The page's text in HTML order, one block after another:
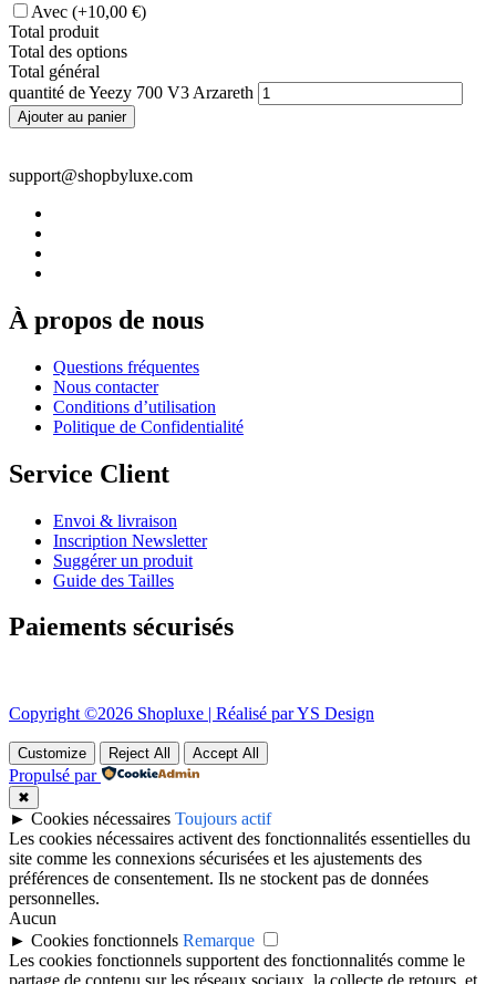
Avec (+10,00 €)
Total produit
Total des options
Total général
quantité de Yeezy 700 V3 Arzareth
Ajouter au panier
support@shopbyluxe.com
À propos de nous
Questions fréquentes
Nous contacter
Conditions d’utilisation
Politique de Confidentialité
Service Client
Envoi & livraison
Inscription Newsletter
Suggérer un produit
Guide des Tailles
Paiements sécurisés
Copyright ©2026 Shopluxe | Réalisé par YS Design
Customize Reject All Accept All
Propulsé par
✖
► Cookies nécessaires Toujours actif
Les cookies nécessaires activent des fonctionnalités essentielles du
site comme les connexions sécurisées et les ajustements des
préférences de consentement. Ils ne stockent pas de données
personnelles.
Aucun
► Cookies fonctionnels Remarque
Les cookies fonctionnels supportent des fonctionnalités comme le